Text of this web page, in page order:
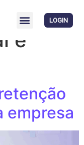
LOGIN
e
empresa